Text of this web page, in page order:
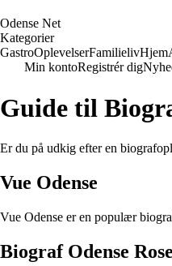
Odense Net
Kategorier
GastroOplevelserFamilielivHjem
Min kontoRegistrér dig
Guide til
Er du på udkig efter en
Vue Odense
Vue Odense er en populær
Biograf Odense